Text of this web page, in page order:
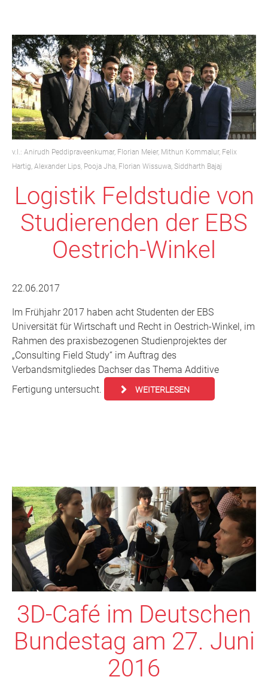
v.l.: Anirudh Peddipraveenkumar, Florian Meier, Mithun Kommalur, Felix
Hartig, Alexander Lips, Pooja Jha, Florian Wissuwa, Siddharth Bajaj
Logistik Feldstudie von
Studierenden der EBS
Oestrich-Winkel
22.06.2017
Im Frühjahr 2017 haben acht Studenten der EBS
Universität für Wirtschaft und Recht in Oestrich-Winkel, im
Rahmen des praxisbezogenen Studienprojektes der
„Consulting Field Study“ im Auftrag des
Verbandsmitgliedes Dachser das Thema Additive
Fertigung untersucht.
WEITERLESEN
3D-Café im Deutschen
Bundestag am 27. Juni
2016